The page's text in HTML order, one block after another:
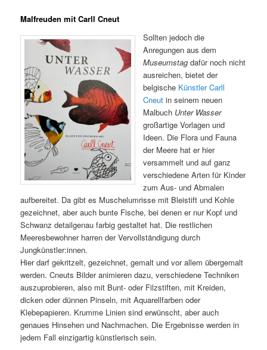
Malfreuden mit Carll Cneut
Sollten jedoch die
Anregungen aus dem
Museumstag dafür noch nicht
ausreichen, bietet der
belgische Künstler Carll
Cneut in seinem neuen
Malbuch Unter Wasser
großartige Vorlagen und
Ideen. Die Flora und Fauna
der Meere hat er hier
versammelt und auf ganz
verschiedene Arten für Kinder
zum Aus- und Abmalen
aufbereitet. Da gibt es Muschelumrisse mit Bleistift und Kohle
gezeichnet, aber auch bunte Fische, bei denen er nur Kopf und
Schwanz detailgenau farbig gestaltet hat. Die restlichen
Meeresbewohner harren der Vervollständigung durch
Jungkünstler:innen.
Hier darf gekritzelt, gezeichnet, gemalt und vor allem übergemalt
werden. Cneuts Bilder animieren dazu, verschiedene Techniken
auszuprobieren, also mit Bunt- oder Filzstiften, mit Kreiden,
dicken oder dünnen Pinseln, mit Aquarellfarben oder
Klebepapieren. Krumme Linien sind erwünscht, aber auch
genaues Hinsehen und Nachmachen. Die Ergebnisse werden in
jedem Fall einzigartig künstlerisch sein.